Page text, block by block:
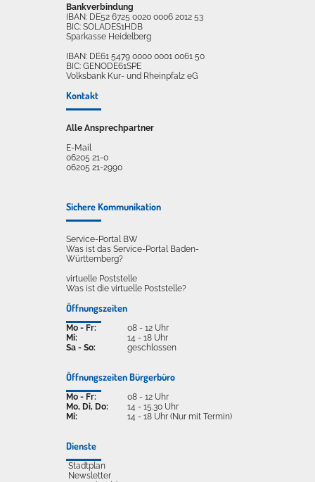
Bankverbindung
IBAN: DE52 6725 0020 0006 2012 53
BIC: SOLADES1HDB
Sparkasse Heidelberg
IBAN: DE61 5479 0000 0001 0061 50
BIC: GENODE61SPE
Volksbank Kur- und Rheinpfalz eG
Kontakt
Alle Ansprechpartner
E-Mail
06205 21-0
06205 21-2990
Sichere Kommunikation
Service-Portal BW
Was ist das Service-Portal Baden-
Württemberg?
virtuelle Poststelle
Was ist die virtuelle Poststelle?
Öffnungszeiten
Mo - Fr:
Mi:
Sa - So:
08 - 12 Uhr
14 - 18 Uhr
geschlossen
Öffnungszeiten Bürgerbüro
Mo - Fr:
Mo, Di, Do:
Mi:
08 - 12 Uhr
14 - 15.30 Uhr
14 - 18 Uhr (Nur mit Termin)
Dienste
Stadtplan
Newsletter